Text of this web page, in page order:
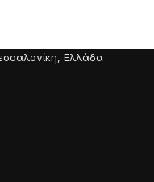
Ελλάδα